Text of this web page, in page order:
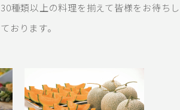
30種類以上の料理を揃えて皆様をお待ちし
ております。